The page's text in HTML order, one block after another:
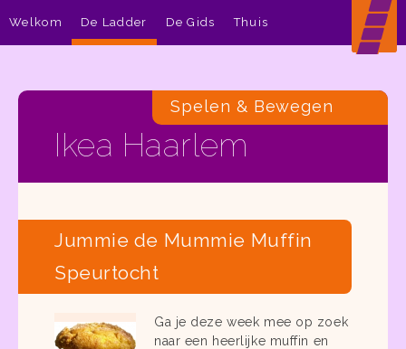
Ikea Haarlem
Spelen & Bewegen
Jummie de Mummie Muffin
Speurtocht
Ga je deze week mee op zoek
naar een heerlijke muffin en
Welkom De Ladder De Gids Thuis